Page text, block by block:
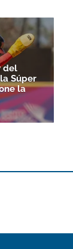
del
Súper
la